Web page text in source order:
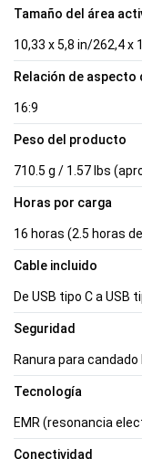
Tamaño del área
10,33 x 5,8 in/262,4 x
Relación de aspecto
16:9
Peso del producto
710.5 g / 1.57 lbs
Horas por carga
16 horas (2.5 horas
Cable incluido
De USB tipo C a
Seguridad
Ranura para
Tecnología
EMR (resonancia
Conectividad